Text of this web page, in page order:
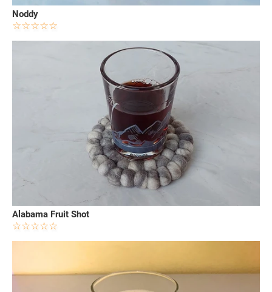
Noddy
Alabama Fruit Shot